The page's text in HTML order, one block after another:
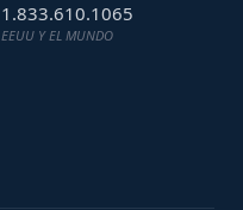
1.833.610.1065
EEUU Y EL MUNDO